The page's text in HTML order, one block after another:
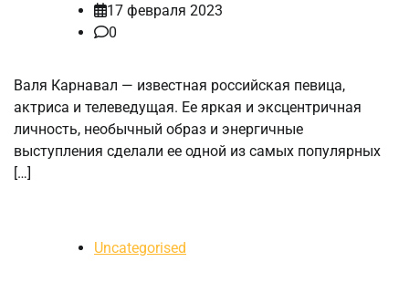
17 февраля 2023
0
Валя Карнавал — известная российская певица,
актриса и телеведущая. Ее яркая и эксцентричная
личность, необычный образ и энергичные
выступления сделали ее одной из самых популярных
[…]
Uncategorised